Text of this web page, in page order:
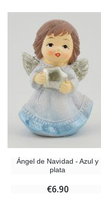
Ángel de Navidad - Azul y
plata
€6.90